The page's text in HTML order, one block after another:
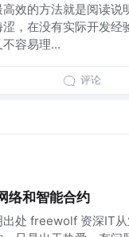
效的方法就是阅读说
，在没有实际开发经
容易理...
评论
络和智能合约
处 freewolf 资深IT